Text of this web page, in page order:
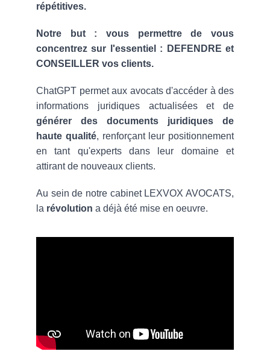
répétitives.
Notre but : vous permettre de vous
concentrez sur l'essentiel : DEFENDRE et
CONSEILLER vos clients.
ChatGPT permet aux avocats d'accéder à des
informations juridiques actualisées et de
générer des documents juridiques de
haute qualité, renforçant leur positionnement
en tant qu'experts dans leur domaine et
attirant de nouveaux clients.
Au sein de notre cabinet LEXVOX AVOCATS,
la révolution a déjà été mise en oeuvre.